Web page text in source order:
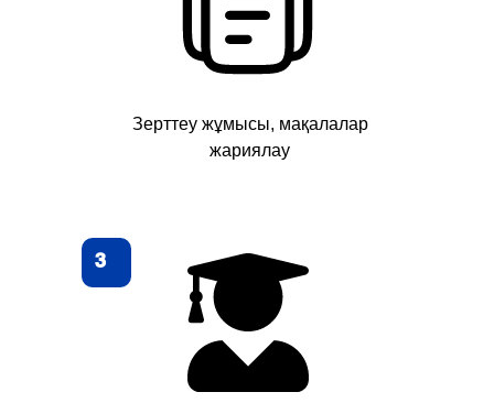
3
Зерттеу жұмысы, мақалалар
жариялау